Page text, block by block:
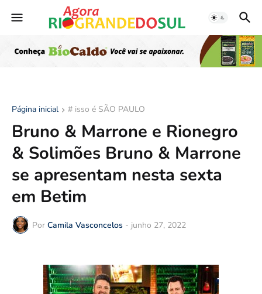
Página inicial # isso é SÃO PAULO
Bruno & Marrone e Rionegro
& Solimões Bruno & Marrone
se apresentam nesta sexta
em Betim
Por Camila Vasconcelos - junho 27, 2022